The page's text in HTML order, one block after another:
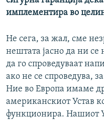
имплементира во
Не сега, за жал, сме
нештата јасно да ни
да го спроведуваат
ако не се спроведува,
Ние во Европа имаме
американскиот Устав
функционира. Нашиот